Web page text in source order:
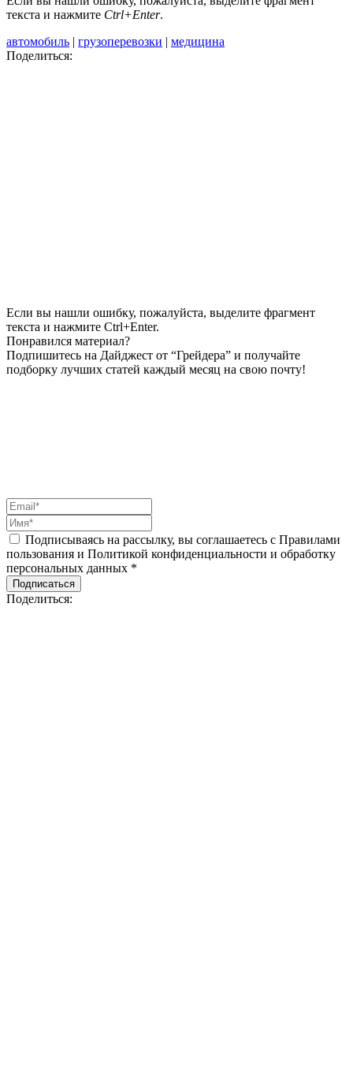
текста и нажмите Ctrl+Enter.
автомобиль | грузоперевозки | медицина
Поделиться:
Если вы нашли ошибку, пожалуйста, выделите фрагмент
текста и нажмите Ctrl+Enter.
Понравился материал?
Подпишитесь на Дайджест от “Грейдера” и получайте
подборку лучших статей каждый месяц на свою почту!
Подписываясь на рассылку, вы соглашаетесь с Правилами
пользования и Политикой конфиденциальности и обработку
персональных данных *
Подписаться
Поделиться: